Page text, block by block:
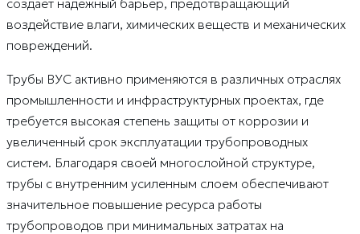
воздействие влаги, химических веществ и механических
повреждений.
Трубы ВУС активно применяются в различных отраслях
промышленности и инфраструктурных проектах, где
требуется высокая степень защиты от коррозии и
увеличенный срок эксплуатации трубопроводных
систем. Благодаря своей многослойной структуре,
трубы с внутренним усиленным слоем обеспечивают
значительное повышение ресурса работы
трубопроводов при минимальных затратах на